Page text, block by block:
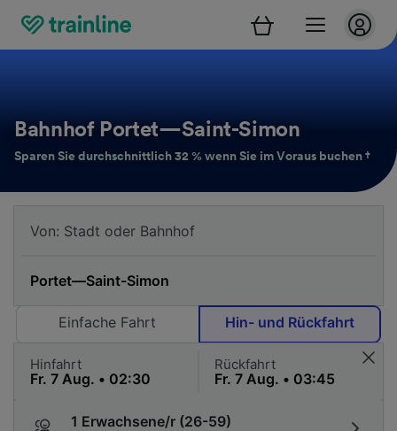
Bahnhof Portet—Saint-Simon
Sparen Sie durchschnittlich 32 % wenn Sie im Voraus buchen †
Einfache Fahrt Hin- und Rückfahrt
Hinfahrt Rückfahrt
1 Erwachsene/r (26-59)